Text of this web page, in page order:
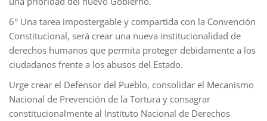
6° Una tarea impostergable y compartida con la Convención
Constitucional, será crear una nueva institucionalidad de
derechos humanos que permita proteger debidamente a los
ciudadanos frente a los abusos del Estado.
Urge crear el Defensor del Pueblo, consolidar el Mecanismo
Nacional de Prevención de la Tortura y consagrar
constitucionalmente al Instituto Nacional de Derechos